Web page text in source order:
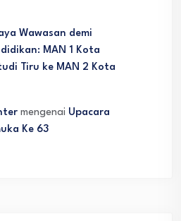
Wawasan demi
MAN 1 Kota
Tiru ke MAN 2 Kota
mengenai Upacara
Ke 63